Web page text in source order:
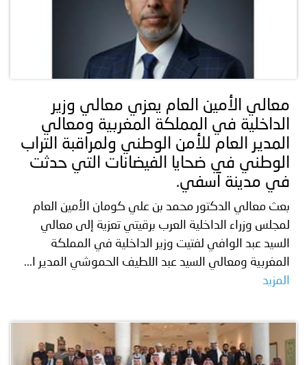
معالي الأمين العام يعزي معالي وزير
الداخلية في المملكة المغربية ومعالي
المدير العام للأمن الوطني ولمراقبة التراب
الوطني في ضحايا الفيضانات التي حدثت
في مدينة آسفي.
بعث معالي الدكتور محمد بن علي كومان الأمين العام
لمجلس وزراء الداخلية العرب برقيتي تعزية إلى معالي
السيد عبد الوافي لفتيت وزير الداخلية في المملكة
المغربية ومعالي السيد عبد اللطيف الحموشي المدير ا...
المزيد